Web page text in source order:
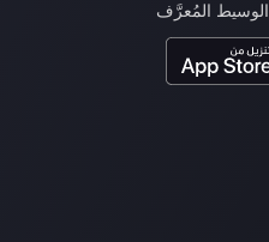
الوسيط المُعرَّف